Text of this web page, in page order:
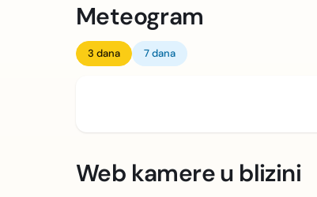
Meteogram
3 dana 7 dana
Web kamere u blizini